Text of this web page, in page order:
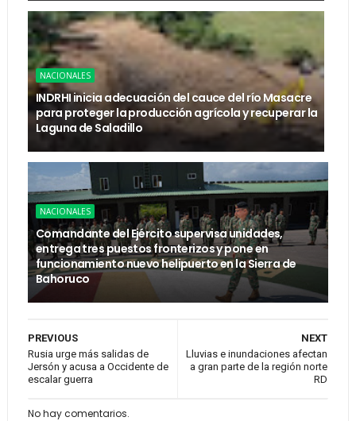
NACIONALES
INDRHI inicia adecuación del cauce del río Masacre
para proteger la producción agrícola y recuperar la
Laguna de Saladillo
NACIONALES
Comandante del Ejército supervisa unidades,
entrega tres puestos fronterizos y pone en
funcionamiento nuevo helipuerto en la Sierra de
Bahoruco
NEXT
Lluvias e inundaciones afectan
a gran parte de la región norte
RD
PREVIOUS
Rusia urge más salidas de
Jersón y acusa a Occidente de
escalar guerra
No hay comentarios.